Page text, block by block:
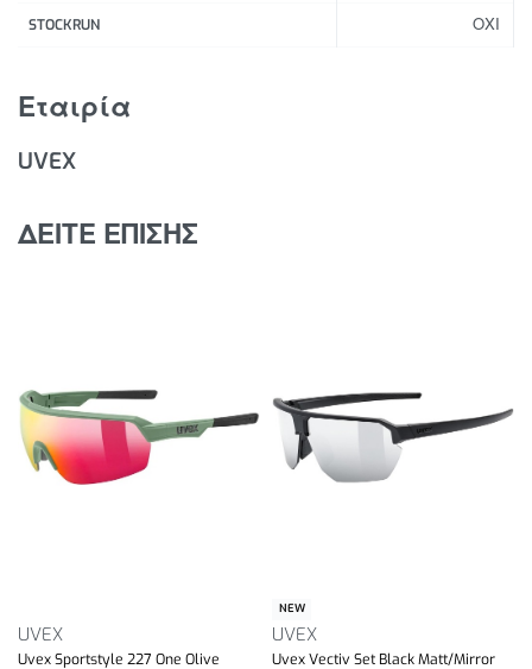
Ρυθμιζόμενα μαξιλαράκια μύτης και άκρες
Άμεσος εξαερισμός πλαισίου για όραση χωρίς
STOCKRUN ΟΧΙ
Εταιρία
UVEX
ΔΕΙΤΕ ΕΠΙΣΗΣ
UVEX
Uvex Sportstyle 227 One Olive
NEW
UVEX
Uvex Vectiv Set Black Matt/Mirror